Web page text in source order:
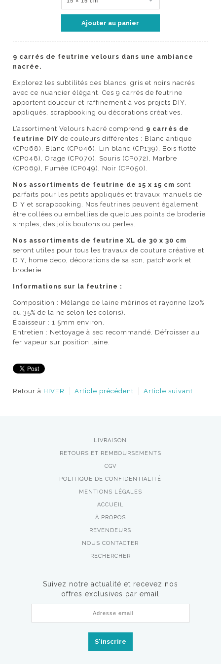
9 carrés de feutrine velours dans une ambiance
nacrée.
Explorez les subtilités des blancs, gris et noirs nacrés
avec ce nuancier élégant. Ces 9 carrés de feutrine
apportent douceur et raffinement à vos projets DIY,
appliqués, scrapbooking ou décorations créatives.
L’assortiment Velours Nacré comprend 9 carrés de
feutrine DIY de couleurs différentes : Blanc antique
(CP068), Blanc (CP046), Lin blanc (CP139), Bois flotté
(CP048),Orage (CP070), Souris (CP072), Marbre
(CP069), Fumée (CP049), Noir (CP050).
Nos assortiments de feutrine de 15 x 15 cm sont
parfaits pour les petits appliqués et travaux manuels de
DIY et scrapbooking. Nos feutrines peuvent également
être collées ou embellies de quelques points de broderie
simples, des jolis boutons ou perles.
Nos assortiments de feutrine XL de 30 x 30 cm
seront utiles pour tous les travaux de couture créative et
DIY, home deco, décorations de saison, patchwork et
broderie.
Informations sur la feutrine :
Composition : Mélange de laine mérinos et rayonne (20%
ou 35% de laine selon les coloris).
Épaisseur : 1.5mm environ.
Entretien : Nettoyage à sec recommandé. Défroisser au
fer vapeur sur position laine.
Retour à HIVER Article précédent Article suivant
LIVRAISON
RETOURS ET REMBOURSEMENTS
CGV
POLITIQUE DE CONFIDENTIALITÉ
MENTIONS LÉGALES
ACCUEIL
À PROPOS
REVENDEURS
NOUS CONTACTER
RECHERCHER
Suivez notre actualité et recevez nos
offres exclusives par email